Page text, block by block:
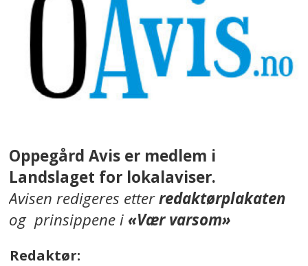
Oppegård Avis er medlem i
Landslaget for lokalaviser.
Avisen redigeres etterredaktørplakaten
og prinsippene i«Vær varsom»
Redaktør: